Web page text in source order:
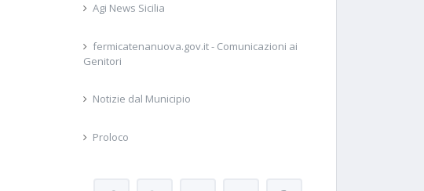
Agi News Sicilia
fermicatenanuova.gov.it - Comunicazioni ai
Genitori
Notizie dal Municipio
Proloco